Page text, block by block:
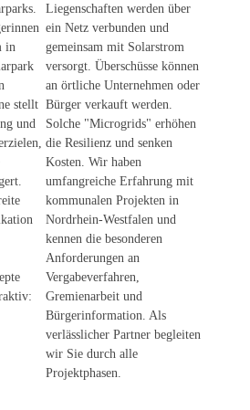
in
stellt
und
Liegenschaften werden über
ein Netz verbunden und
gemeinsam mit Solarstrom
versorgt. Überschüsse können
an örtliche Unternehmen oder
Bürger verkauft werden.
Solche "Microgrids" erhöhen
die Resilienz und senken
Kosten. Wir haben
umfangreiche Erfahrung mit
kommunalen Projekten in
Nordrhein-Westfalen und
kennen die besonderen
Anforderungen an
Vergabeverfahren,
Gremienarbeit und
Bürgerinformation. Als
verlässlicher Partner begleiten
wir Sie durch alle
Projektphasen.